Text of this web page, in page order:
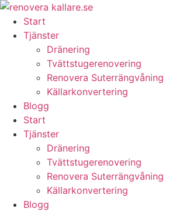
Skip
content
Start
Tjänster
Dränering
Tvättstugerenovering
Renovera Suterrängvåning
Källarkonvertering
Blogg
Start
Tjänster
Dränering
Tvättstugerenovering
Renovera Suterrängvåning
Källarkonvertering
Blogg